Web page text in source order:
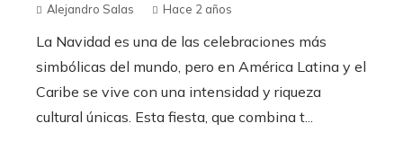
Alejandro Salas Hace 2 años
La Navidad es una de las celebraciones más
simbólicas del mundo, pero en América Latina y el
Caribe se vive con una intensidad y riqueza
cultural únicas. Esta fiesta, que combina t...